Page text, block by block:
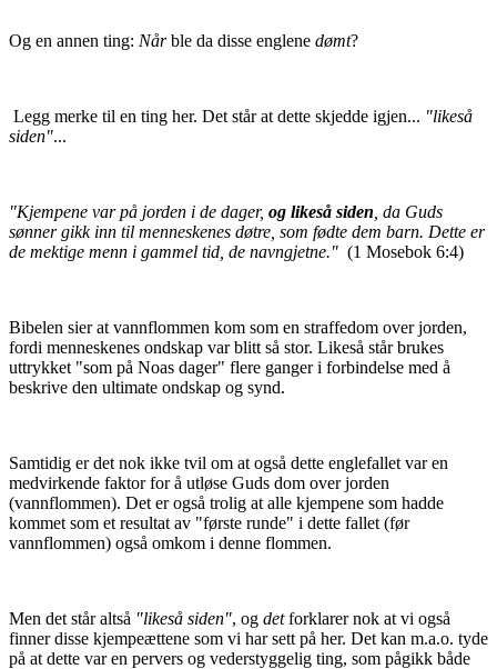
Og en annen ting: Nårble da disse englene dømt?
Legg merke til en ting her. Det står at dette skjedde igjen... "likeså
siden"...
"Kjempene var på jorden i de dager, og likeså siden , da Guds
sønner gikk inn til menneskenes døtre, som fødte dem barn. Dette er
de mektige menn i gammel tid, de navngjetne." (1 Mosebok 6:4)
Bibelen sier at vannflommen kom som en straffedom over jorden,
fordi menneskenes ondskap var blitt så stor. Likeså står brukes
uttrykket "som på Noas dager" flere ganger i forbindelse med å
beskrive den ultimate ondskap og synd.
Samtidig er det nok ikke tvil om at også dette englefallet var en
medvirkende faktor for å utløse Guds dom over jorden
(vannflommen). Det er også trolig at alle kjempene som hadde
kommet som et resultat av "første runde" i dette fallet (før
vannflommen) også omkom i denne flommen.
Men det står altså "likeså siden", og detforklarer nok at vi også
finner disse kjempeættene som vi har sett på her. Det kan m.a.o. tyde
på at dette var en pervers og vederstyggelig ting, som pågikk både